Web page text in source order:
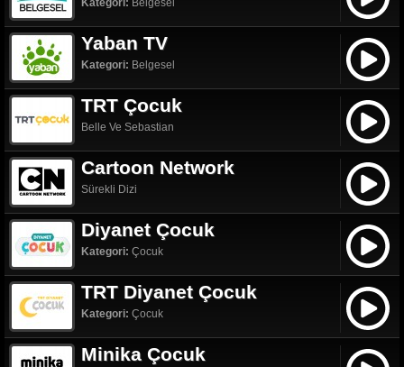
Kategori: Belgesel
Yaban TV
Kategori: Belgesel
TRT Çocuk
Belle Ve Sebastian
Cartoon Network
Sürekli Dizi
Diyanet Çocuk
Kategori: Çocuk
TRT Diyanet Çocuk
Kategori: Çocuk
Minika Çocuk